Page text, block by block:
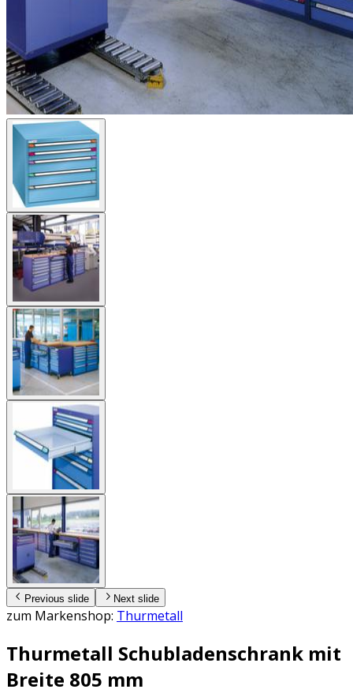
Previous slide Next slide
zum Markenshop: Thurmetall
Thurmetall Schubladenschrank mit
Breite 805 mm